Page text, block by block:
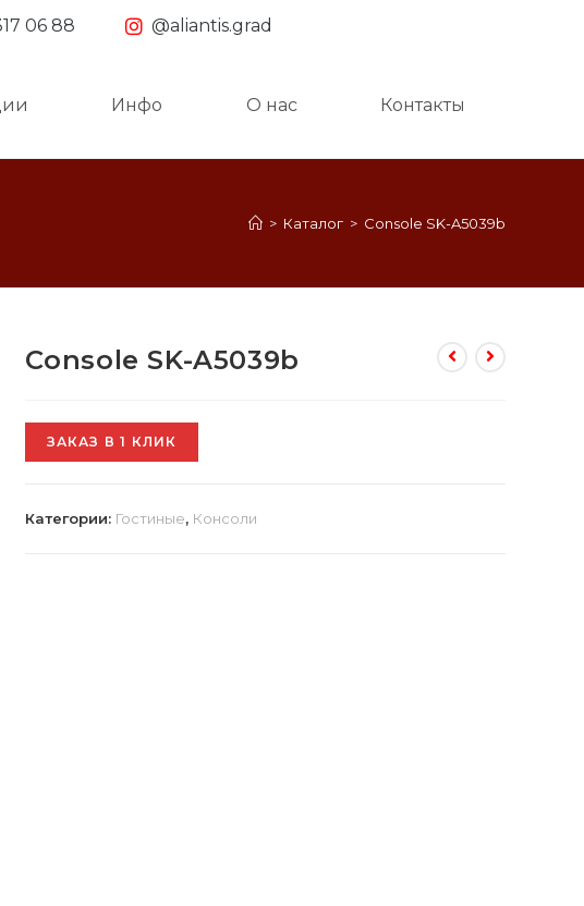
06 88 @aliantis.grad
Инфо О нас Контакты
> Каталог > Console SK-A5039b
Console SK-A5039b
ЗАКАЗ В 1 КЛИК
Категории: Гостиные, Консоли